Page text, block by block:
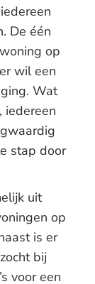
De één
op
wil een
Wat
iedereen
stap door
uit
op
is er
bij
voor een